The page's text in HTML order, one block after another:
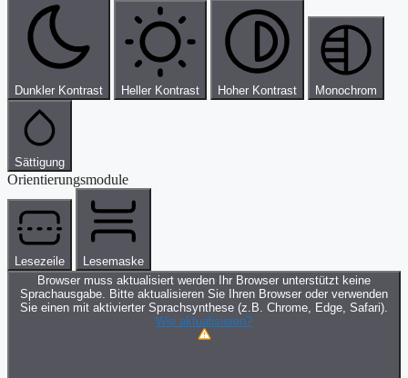
Dunkler Kontrast Heller Kontrast Hoher Kontrast Monochrom
Sättigung
Orientierungsmodule
Lesezeile
Lesemaske
Browser muss aktualisiert werden Ihr Browser unterstützt keine
Sprachausgabe. Bitte aktualisieren Sie Ihren Browser oder verwenden
Sie einen mit aktivierter Sprachsynthese (z.B. Chrome, Edge, Safari).
Wie aktualisieren?